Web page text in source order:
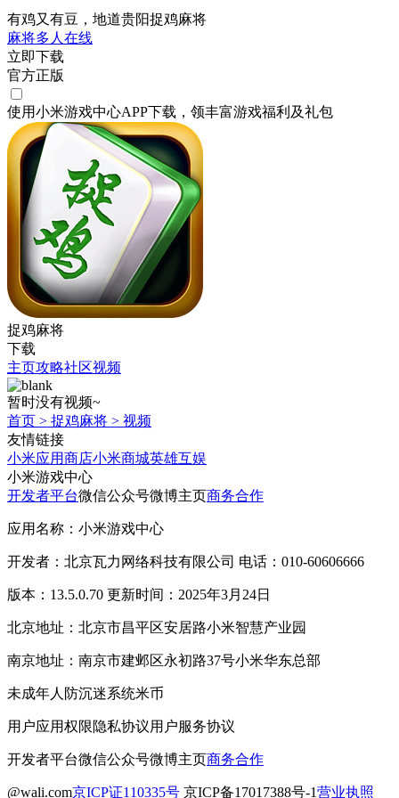
有鸡又有豆，地道贵阳捉鸡麻将
麻将多人在线
立即下载
官方正版
使用小米游戏中心APP下载 ，领丰富游戏福利 及礼包
捉鸡麻将
下载
主页攻略社区视频
暂时没有视频~
首页 > 捉鸡麻将 > 视频
友情链接
小米应用商店小米商城英雄互娱
小米游戏中心
开发者平台微信公众号微博主页商务合作
应用名称：小米游戏中心
开发者：北京瓦力网络科技有限公司 电话：010-60606666
版本：13.5.0.70 更新时间：2025年3月24日
北京地址：北京市昌平区安居路小米智慧产业园
南京地址：南京市建邺区永初路37号小米华东总部
未成年人防沉迷系统米币
用户应用权限隐私协议用户服务协议
开发者平台微信公众号微博主页商务合作
@wali.com京ICP证110335号 京ICP备17017388号-1营业执照